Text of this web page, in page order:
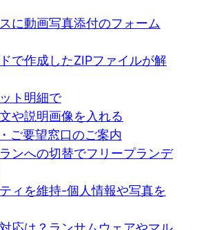
に動画写真添付のフォーム
で作成したZIPファイルが解
ト明細で
や説明画像を入れる
ご要望窓口のご案内
ンへの切替でフリープランデ
ィを維持-個人情報や写真を